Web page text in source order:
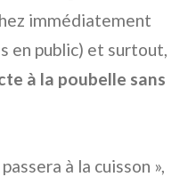
immédiatement
en public) et surtout,
à la poubelle sans
à la cuisson »,